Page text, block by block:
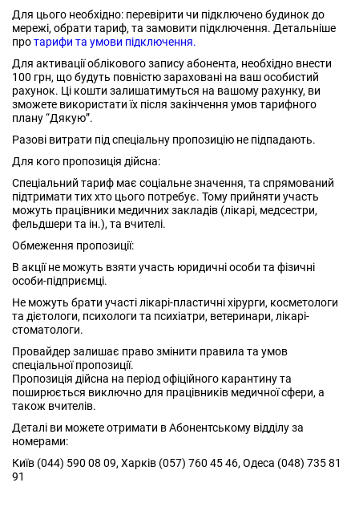
Для цього необхідно: перевірити чи підключено будинок до
мережі, обрати тариф, та замовити підключення. Детальніше
протарифи та умови підключення.
Для активації облікового запису абонента, необхідно внести
100 грн, що будуть повністю зараховані на ваш особистий
рахунок. Ці кошти залишатимуться на вашому рахунку, ви
зможете використати їх після закінчення умов тарифного
плану “Дякую”.
Разові витрати під спеціальну пропозицію не підпадають.
Для кого пропозиція дійсна:
Спеціальний тариф має соціальне значення, та спрямований
підтримати тих хто цього потребує. Тому прийняти участь
можуть працівники медичних закладів (лікарі, медсестри,
фельдшери та ін.), та вчителі.
Обмеження пропозиції:
В акції не можуть взяти участь юридичні особи та фізичні
особи-підприємці.
Не можуть брати участі лікарі-пластичні хірурги, косметологи
та дієтологи, психологи та психіатри, ветеринари, лікарі-
стоматологи.
Провайдер залишає право змінити правила та умов
спеціальної пропозиції.
Пропозиція дійсна на період офіційного карантину та
поширюється виключно для працівників медичної сфери, а
також вчителів.
Деталі ви можете отримати в Абонентському відділу за
номерами:
Київ (044) 590 08 09, Харків (057) 760 45 46, Одеса (048) 735 81
91